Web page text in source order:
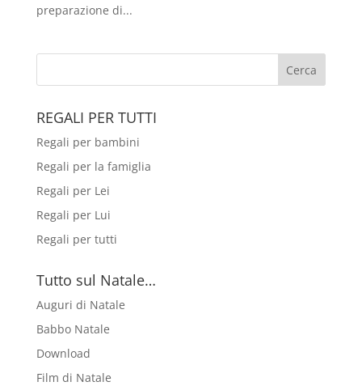
preparazione di...
REGALI PER TUTTI
Regali per bambini
Regali per la famiglia
Regali per Lei
Regali per Lui
Regali per tutti
Tutto sul Natale…
Auguri di Natale
Babbo Natale
Download
Film di Natale